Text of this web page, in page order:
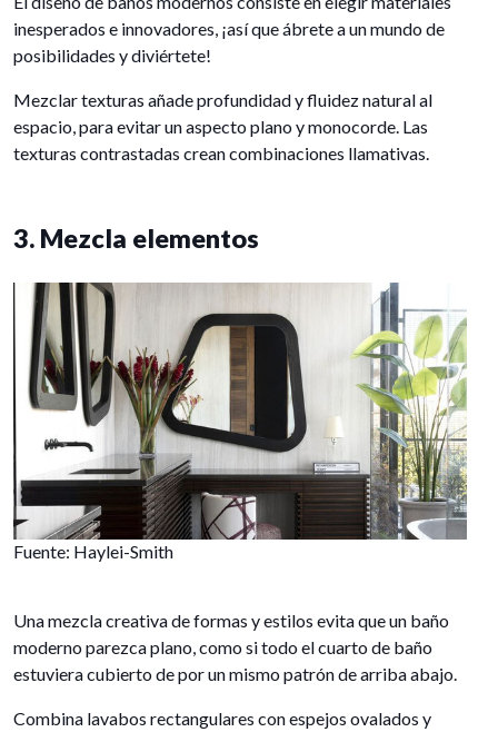
inesperados e innovadores, ¡así que ábrete a un mundo de
posibilidades y diviértete!
Mezclar texturas añade profundidad y fluidez natural al
espacio, para evitar un aspecto plano y monocorde. Las
texturas contrastadas crean combinaciones llamativas.
3. Mezcla elementos
Fuente: Haylei-Smith
Una mezcla creativa de formas y estilos evita que un baño
moderno parezca plano, como si todo el cuarto de baño
estuviera cubierto de por un mismo patrón de arriba abajo.
Combina lavabos rectangulares con espejos ovalados y